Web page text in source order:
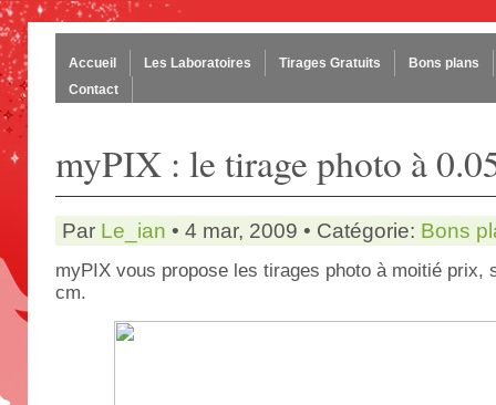
Accueil Les Laboratoires Tirages Gratuits
Bons plans
Contact
myPIX : le tirage photo à
Par Le_ian • 4 mar, 2009 • Catégorie: Bons
myPIX vous propose les tirages photo à moitié prix,
cm.